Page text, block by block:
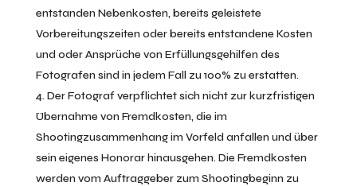
entstanden Nebenkosten, bereits geleistete
Vorbereitungszeiten oder bereits entstandene Kosten
und oder Ansprüche von Erfüllungsgehilfen des
Fotografen sind in jedem Fall zu 100% zu erstatten.
Der Fotograf verpflichtet sich nicht zur kurzfristigen
Übernahme von Fremdkosten, die im
Shootingzusammenhang im Vorfeld anfallen und über
sein eigenes Honorar hinausgehen. Die Fremdkosten
werden vom Auftraggeber zum Shootingbeginn zu